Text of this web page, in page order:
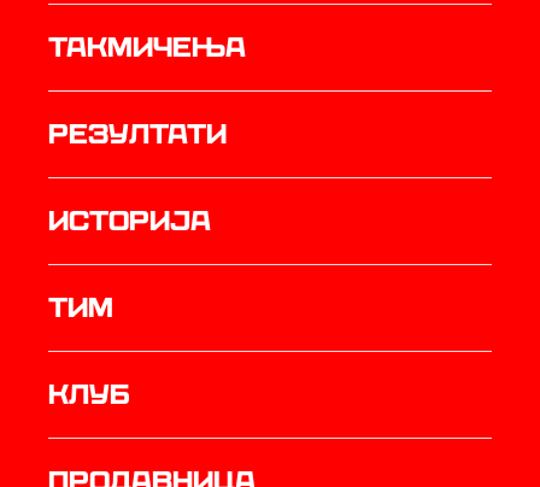
Такмичења
резултати
историја
ТИМ
Клуб